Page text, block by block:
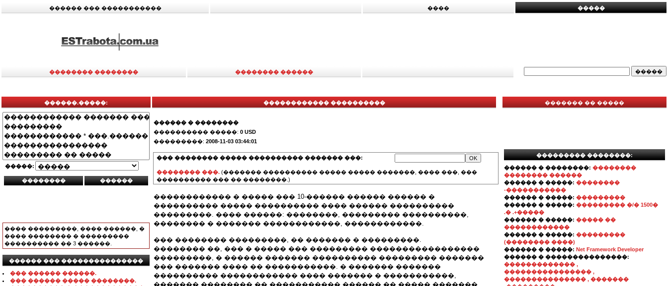
������ ��� ����������� ���� �����
�������� �������� �������� ������
������.�����:
�����:
���� ���������, ���� ������, �
���� �������� � ���������
���������� �� 3 ������.
������ ��� ���������������
��� ������ ������.
��� ������ ����� ��������.
������������ ����������
������ � ��������
���������� �����: 0 USD
���������: 2008-11-03 03:44:01
��� �������� ����� ���������� ������� ���:
�������� ���. (������� ���������� ����� ����� �������, ���� ���, ���
���������� ��� �� ��������.)
������������ � ����� ��� 10-������ ������ ������ �
���������� ����� ���������� ���� ������ ����������
���������. ���� ������: ��������, ��������� ����������,
�������� � ������� ������������, ������������.
��� �������� ���������, �� ������� � ���������.
�������� ��, ��� � ����� ��� ��������� �����������������
���������, � ������ ������� ���������� ��������� �������
��� ������� ���� �� �����������. � ������� �������
���������� ������������ ���� ������� � �����������,
������� �������� �� ����������� ������ �� ����� �������
������� �� �����
��������� ��������:
������ � ��������: ��������
�������� ������
������ � �����: ��������
-�����������
������ � �����: ���������
������ � �����: ��������� �/� 1500�
.� .+�����
������ � �����: ����� ��
������������
������ � �����: ���������
(�������� ����)
������ � �����: Net Framework Developer
������ � ���������������:
������������� ,
���������������� ,
��������������� , �������